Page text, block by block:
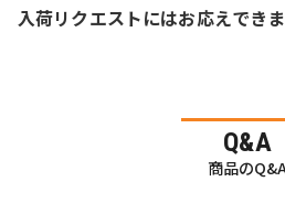
入荷リクエストにはお応えできま
Q&A
商品の